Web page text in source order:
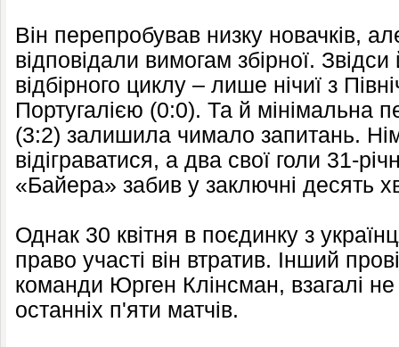
Він перепробував низку новачків,
відповідали вимогам збірної.
відбірного циклу – лише нічиї з
Португалією (0:0). Та й мінімальна
(3:2) залишила чимало запитань.
відіграватися, а два свої голи 31-
«Байера» забив у заключні десять
Однак 30 квітня в поєдинку з
право участі він втратив. Інший
команди Юрген Клінсман, взагалі не
останніх п'яти матчів.